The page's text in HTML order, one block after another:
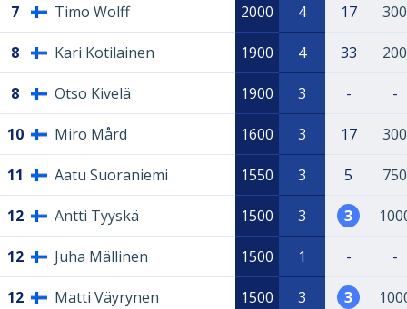
7 Timo Wolff 2000 4 17 300
8 Kari Kotilainen 1900 4 33 200
8 Otso Kivelä 1900 3 - -
10 Miro Mård 1600 3 17 300
11 Aatu Suoraniemi 1550 3 5 750
12 Antti Tyyskä 1500 3 3
12 Juha Mällinen 1500 1 - -
12 Matti Väyrynen 1500 3 3